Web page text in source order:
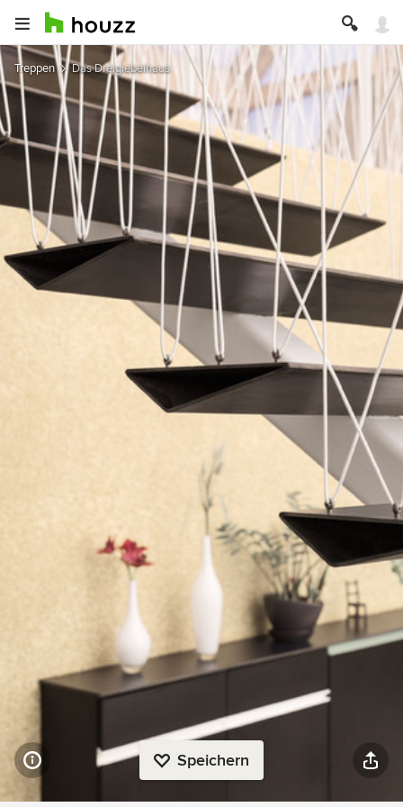
Treppen Das Dreigiebelhaus
Speichern